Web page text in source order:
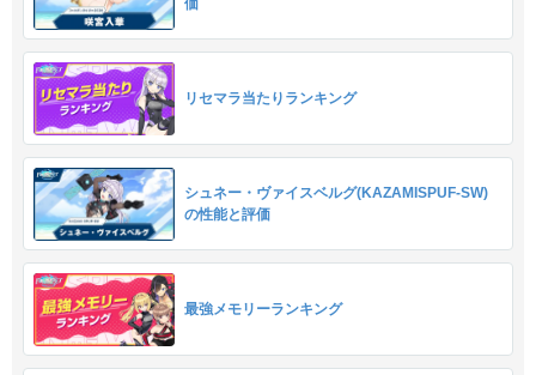
価
リセマラ当たりランキング
シュネー・ヴァイスベルグ(KAZAMISPUF-SW)
の性能と評価
最強メモリーランキング